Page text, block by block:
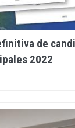
de
2022